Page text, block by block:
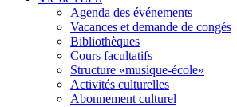
Agenda des événements
Vacances et demande de congés
Bibliothèques
Cours facultatifs
Structure «musique-école»
Activités culturelles
Abonnement culturel